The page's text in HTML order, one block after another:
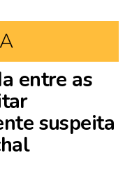
entre as
suspeita